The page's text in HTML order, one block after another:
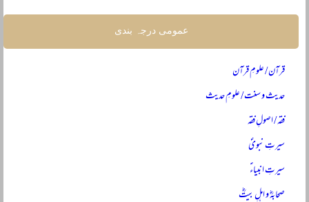
عمومی درجہ بندی
قرآن / علومِ قرآن
حدیث و سنت / علومِ حدیث
فقہ / اصولِ فقہ
سیرتِ نبویؐ
سیرتِ انبیاءؑ
صحابہؓ و اہلِ بیتؓ